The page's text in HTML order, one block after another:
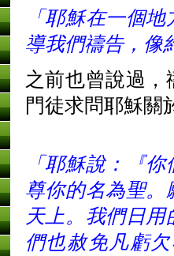
「耶穌在一個
導我們禱告，像
之前也曾說過
門徒求問耶穌關
「耶穌說：『
尊你的名為聖。
天上。我們日
們也赦免凡虧